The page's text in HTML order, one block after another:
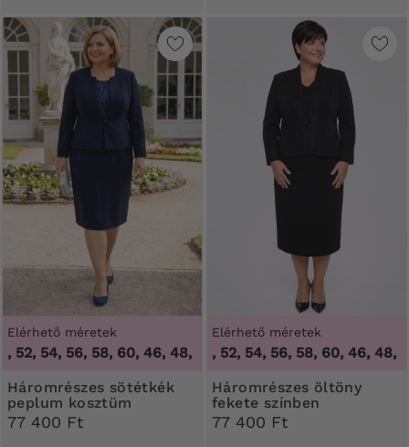
Elérhető méretek
54, 56, 58, 60 ,46, 48, 50, 52, 54, 56, 58, 60
Háromrészes sötétkék
peplum kosztüm
77 400 Ft
Elérhető méretek
46, 48, 50, 52, 54, 56, 58, 60 ,46, 48, 50,
Háromrészes öltöny
fekete színben
77 400 Ft